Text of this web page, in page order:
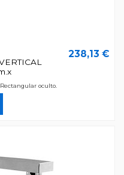
238,13 €
oculto.